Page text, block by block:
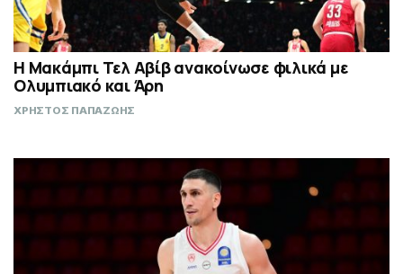
Η Μακάμπι Τελ Αβίβ ανακοίνωσε φιλικά με
Ολυμπιακό και Άρη
ΧΡΗΣΤΟΣ ΠΑΠΑΖΩΗΣ